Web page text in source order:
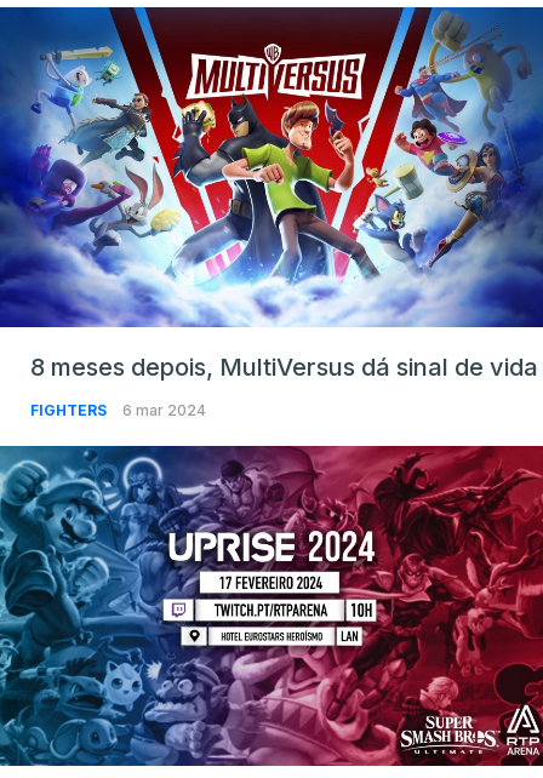
8 meses depois, MultiVersus dá sinal de vida
FIGHTERS 6 mar 2024